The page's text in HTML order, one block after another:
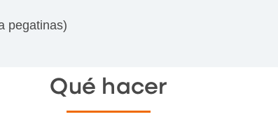
pegatinas)
Qué hacer